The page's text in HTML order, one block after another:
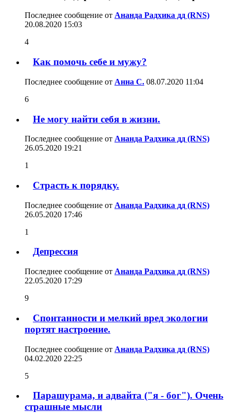
Последнее сообщение от Ананда Радхика дд (RNS)
20.08.2020 15:03
4
Как помочь себе и мужу?
Последнее сообщение от Анна С. 08.07.2020 11:04
6
Не могу найти себя в жизни.
Последнее сообщение от Ананда Радхика дд (RNS)
26.05.2020 19:21
1
Страсть к порядку.
Последнее сообщение от Ананда Радхика дд (RNS)
26.05.2020 17:46
1
Депрессия
Последнее сообщение от Ананда Радхика дд (RNS)
22.05.2020 17:29
9
Спонтанности и мелкий вред экологии
портят настроение.
Последнее сообщение от Ананда Радхика дд (RNS)
04.02.2020 22:25
5
Парашурама, и адвайта ("я - бог"). Очень
страшные мысли